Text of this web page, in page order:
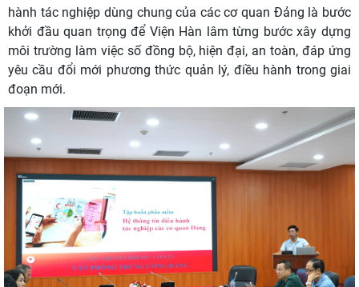
hành tác nghiệp dùng chung của các cơ quan Đảng là bước
khởi đầu quan trọng để Viện Hàn lâm từng bước xây dựng
môi trường làm việc số đồng bộ, hiện đại, an toàn, đáp ứng
yêu cầu đổi mới phương thức quản lý, điều hành trong giai
đoạn mới.